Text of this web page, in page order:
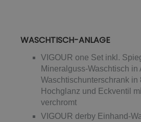
WASCHTISCH-ANLAGE
VIGOUR one Set inkl.
Mineralguss-Waschtisch
Waschtischunterschrank in
Hochglanz und Eckventil
verchromt
VIGOUR derby Einhand-